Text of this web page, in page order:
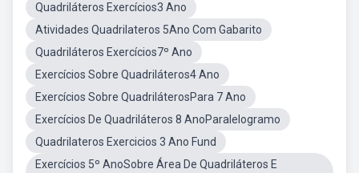
Quadriláteros Exercícios3 Ano
Atividades Quadrilateros 5Ano Com Gabarito
Quadriláteros Exercícios7º Ano
Exercícios Sobre Quadriláteros4 Ano
Exercícios Sobre QuadriláterosPara 7 Ano
Exercícios De Quadriláteros 8 AnoParalelogramo
Quadrilateros Exercicios 3 Ano Fund
Exercícios 5º AnoSobre Área De Quadriláteros E